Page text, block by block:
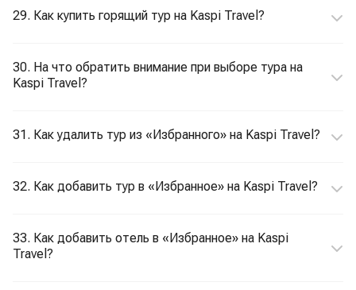
29. Как купить горящий тур на Kaspi Travel?
30. На что обратить внимание при выборе тура на
Kaspi Travel?
31. Как удалить тур из «Избранного» на Kaspi Travel?
32. Как добавить тур в «Избранное» на Kaspi Travel?
33. Как добавить отель в «Избранное» на Kaspi
Travel?